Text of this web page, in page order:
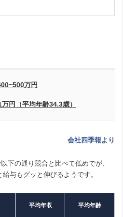
万円
円（平均年齢34.3歳）
会社四季報より
下の通り競合と比べて低めでが、
給与もグッと伸びるようです。
平均年収 平均年齢